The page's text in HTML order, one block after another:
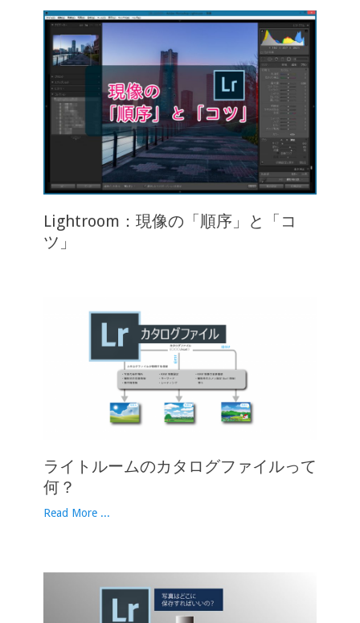
Lightroom：現像の「順序」と「コ
ツ」
ライトルームのカタログファイルって
何？
Read More ...